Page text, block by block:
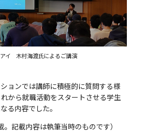
イ 木村海渡氏によるご講演
ョンでは講師に積極的に質問する様
から就職活動をスタートさせる学生
る内容でした。
記載内容は執筆当時のものです）